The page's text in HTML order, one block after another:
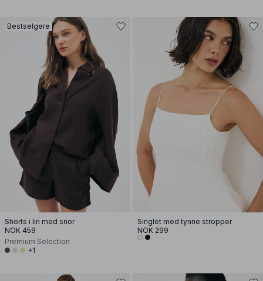
Bestselgere
Shorts i lin med snor
NOK 459
Premium Selection
+1
Singlet med tynne stropper
NOK 299